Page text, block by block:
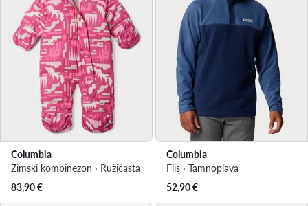
Columbia
Zimski kombinezon · Ružičasta
83,90€
Columbia
Flis · Tamnoplava
52,90€